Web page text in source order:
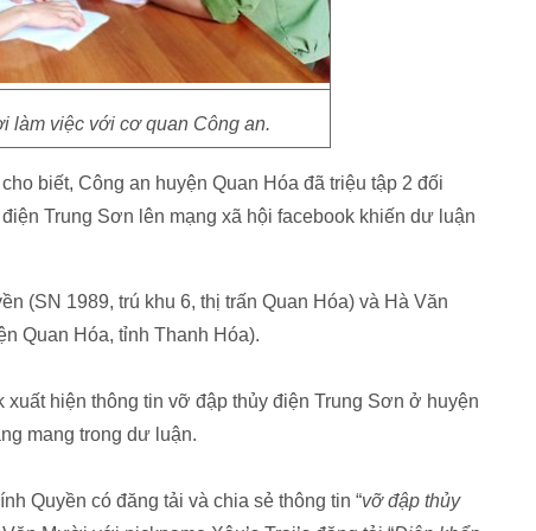
làm việc với cơ quan Công an.
biết, Công an huyện Quan Hóa đã triệu tập 2 đối
Trung Sơn lên mạng xã hội facebook khiến dư luận
(SN 1989, trú khu 6, thị trấn Quan Hóa) và Hà Văn
Quan Hóa, tỉnh Thanh Hóa).
hiện thông tin vỡ đập thủy điện Trung Sơn ở huyện
mang trong dư luận.
Quyền có đăng tải và chia sẻ thông tin “vỡ đập thủy